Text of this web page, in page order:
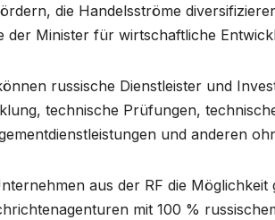
die Handelsströme
der Minister für wirtschaftliche
russische Dienstleister und
technische Prüfungen,
und anderen
aus der RF die
mit 100 %